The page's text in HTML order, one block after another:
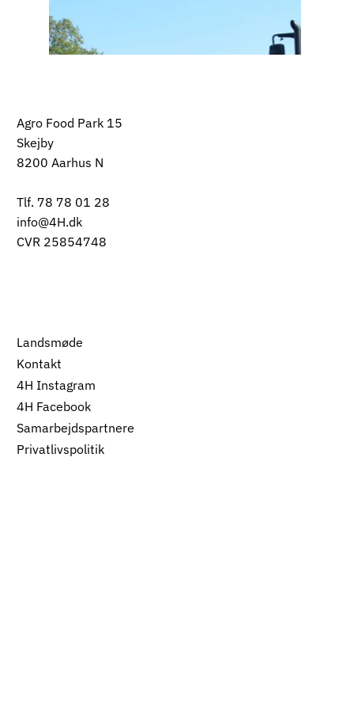
Agro Food Park 15
Skejby
8200 Aarhus N
Tlf. 78 78 01 28
info@4H.dk
CVR 25854748
Landsmøde
Kontakt
4H Instagram
4H Facebook
Samarbejdspartnere
Privatlivspolitik